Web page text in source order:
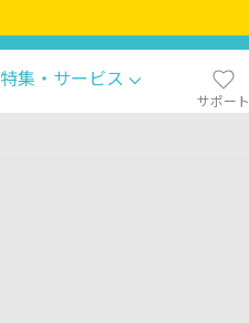
サポート
特集・サービス